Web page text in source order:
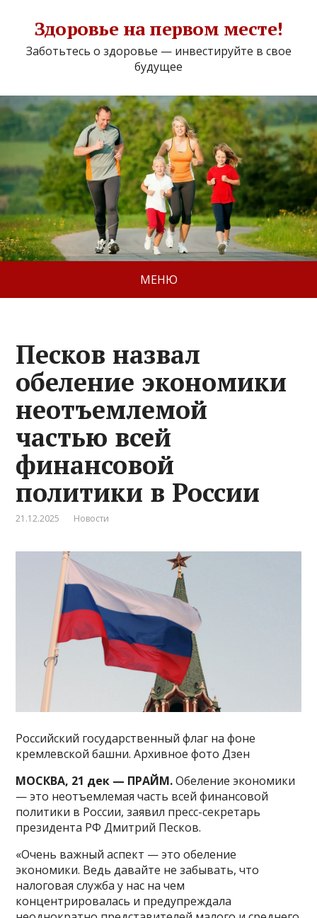
Здоровье на первом месте!
Заботьтесь о здоровье — инвестируйте в свое
будущее
МЕНЮ
Песков назвал
обеление экономики
неотъемлемой
частью всей
финансовой
политики в России
21.12.2025 Новости
Российский государственный флаг на фоне
кремлевской башни. Архивное фото Дзен
МОСКВА, 21 дек — ПРАЙМ.Обеление экономики
— это неотъемлемая часть всей финансовой
политики в России, заявил пресс-секретарь
президента РФ Дмитрий Песков.
«Очень важный аспект — это обеление
экономики. Ведь давайте не забывать, что
налоговая служба у нас на чем
концентрировалась и предупреждала